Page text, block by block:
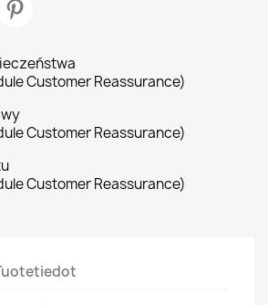
Customer Reassurance)
Customer Reassurance)
Customer Reassurance)